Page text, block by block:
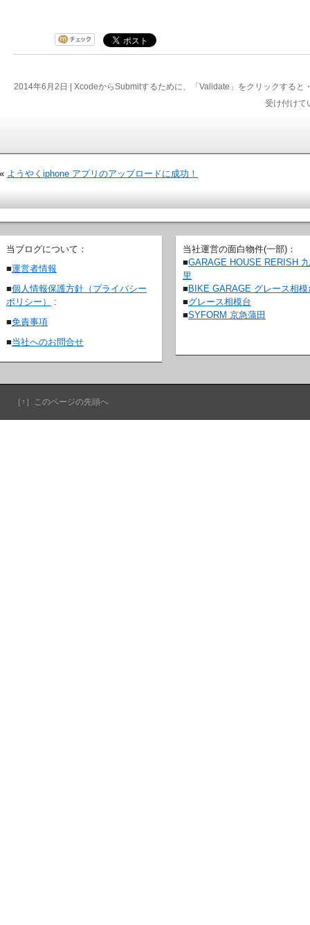
2014年6月2日 | XcodeからSubmitするために、「Validate」をクリックすると
受け付けて
« ようやくiphone アプリのアップロードに成功！
当ブログについて：
■運営者情報
■個人情報保護方針（プライバシー
ポリシー）
:
■免責事項
■当社へのお問合せ
当社運営の面白物件(一部)：
■GARAGE HOUSE RERISH
里
■BIKE GARAGE グレース相模
■グレース相模台
■SYFORM 京急蒲田
［↑］このページの先頭へ